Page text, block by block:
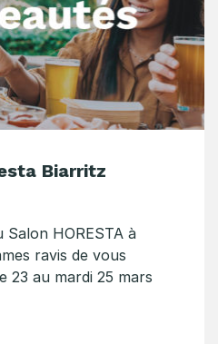
Biarritz
HORESTA à
ravis de vous
23 au mardi 25 mars